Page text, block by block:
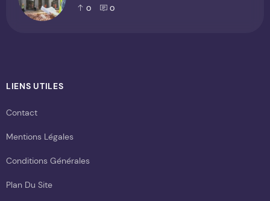
0 0
LIENS UTILES
Contact
Mentions Légales
Conditions Générales
Plan Du Site